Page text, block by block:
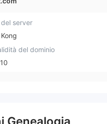
server
del dominio